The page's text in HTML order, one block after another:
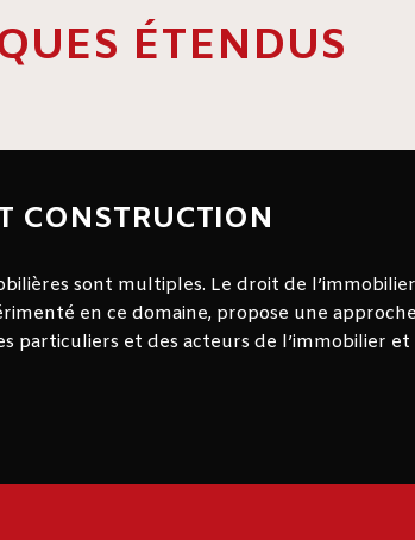
ÉTENDUS
CONSTRUCTION
sont multiples. Le droit de
en ce domaine, propose une
particuliers et des acteurs de l’immobilier et